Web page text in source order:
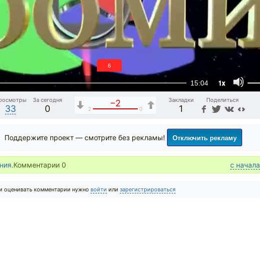
15:04 1x
5
33
За сегодня
0
−2
2 0
Закладки
1
Поделиться
Поддержите проект — смотрите без рекламы! Отключить рекламу
Комментарии 0 с начала
оценивать комментарии нужно войти или зарегистрироваться